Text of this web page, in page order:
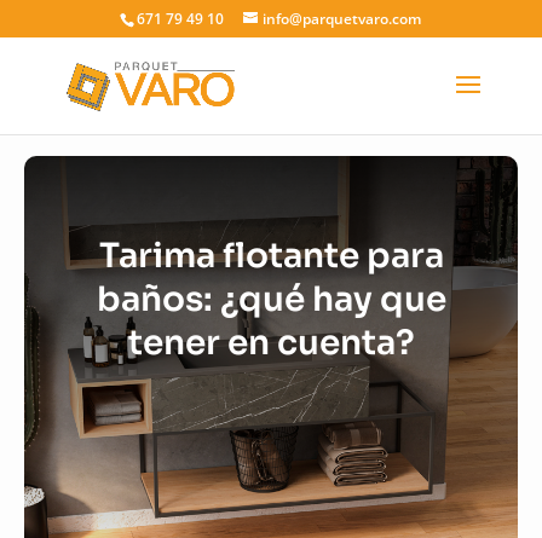
671 79 49 10 info@parquetvaro.com
Tarima flotante para
baños: ¿qué hay que
tener en cuenta?